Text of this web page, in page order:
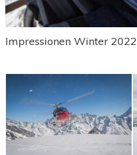
Impressionen Winter 2022